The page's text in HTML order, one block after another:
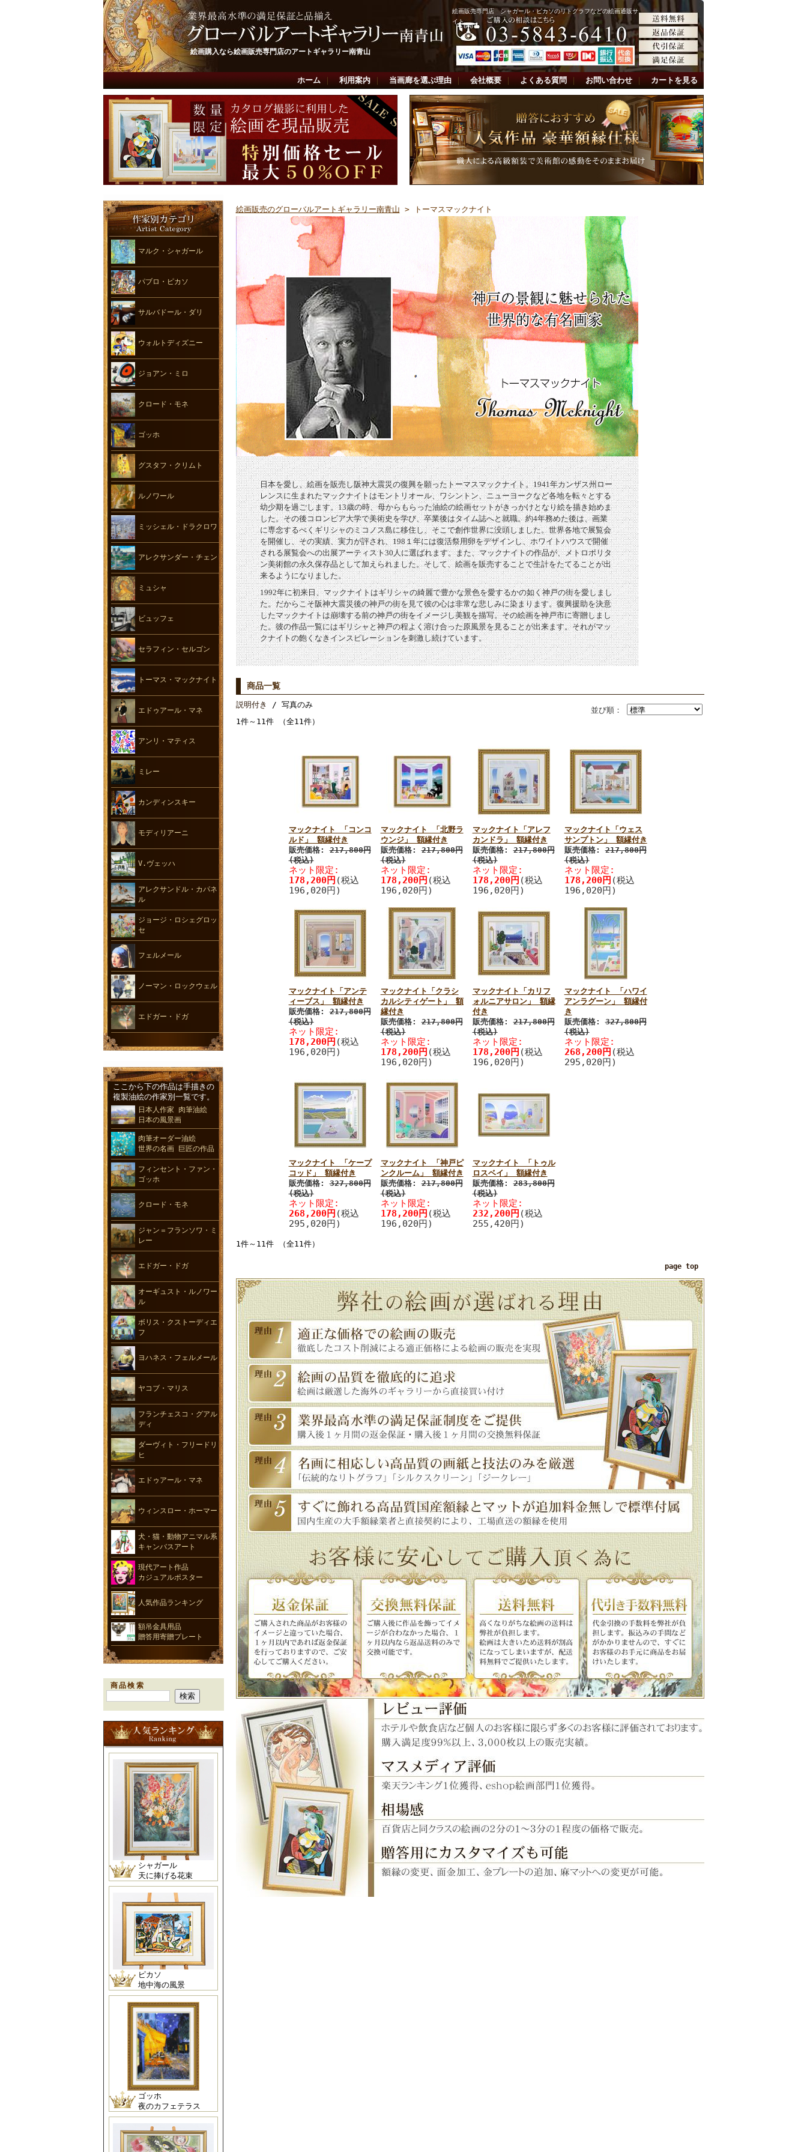
絵画購入なら絵画販売専門店のアートギャラリー南青山
絵画販売専門店 シャガール・ピカソのリトグラフなどの絵画通販サ
イト
ホーム 利用案内 当画廊を選ぶ理由 会社概要 よくある質問 お問い合わせ カートを見る
マルク・シャガール
パブロ・ピカソ
サルバドール・ダリ
ウォルトディズニー
ジョアン・ミロ
クロード・モネ
ゴッホ
グスタフ・クリムト
ルノワール
ミッシェル・ドラクロワ
アレクサンダー・チェン
ミュシャ
ビュッフェ
セラフィン・セルゴン
トーマス・マックナイト
エドゥアール・マネ
アンリ・マティス
ミレー
カンディンスキー
モディリアーニ
V.ヴェッハ
アレクサンドル・カパネ
ル
ジョージ・ロシェグロッ
セ
フェルメール
ノーマン・ロックウェル
エドガー・ドガ
ここから下の作品は手描きの
複製油絵の作家別一覧です。
日本人作家 肉筆油絵
日本の風景画
肉筆オーダー油絵
世界の名画 巨匠の作品
フィンセント・ファン・
ゴッホ
クロード・モネ
ジャン＝フランソワ・ミ
レー
エドガー・ドガ
オーギュスト・ルノワー
ル
ボリス・クストーディエ
フ
ヨハネス・フェルメール
ヤコブ・マリス
フランチェスコ・グアル
ディ
ダーヴィト・フリードリ
ヒ
エドゥアール・マネ
ウィンスロー・ホーマー
犬・猫・動物アニマル系
キャンバスアート
現代アート作品
カジュアルポスター
人気作品ランキング
額吊金具用品
贈答用寄贈プレート
商品検索
シャガール
天に捧げる花束
ピカソ
地中海の風景
ゴッホ
夜のカフェテラス
絵画販売のグローバルアートギャラリー南青山 > トーマスマックナイト
日本を愛し、絵画を販売し阪神大震災の復興を願ったトーマスマックナイト。1941年カンザス州ロー
レンスに生まれたマックナイトはモントリオール、ワシントン、ニューヨークなど各地を転々とする
幼少期を過ごします。13歳の時、母からもらった油絵の絵画セットがきっかけとなり絵を描き始めま
した。その後コロンビア大学で美術史を学び、卒業後はタイム誌へと就職。約4年務めた後は、画業
に専念するべくギリシャのミコノス島に移住し、そこで創作世界に没頭しました。世界各地で展覧会
を開催し、その実績、実力が評され、198１年には復活祭用卵をデザインし、ホワイトハウスで開催
される展覧会への出展アーティスト30人に選ばれます。また、マックナイトの作品が、メトロポリタ
ン美術館の永久保存品として加えられました。そして、絵画を販売することで生計をたてることが出
来るようになりました。
1992年に初来日、マックナイトはギリシャの綺麗で豊かな景色を愛するかの如く神戸の街を愛しまし
た。だからこそ阪神大震災後の神戸の街を見て彼の心は非常な悲しみに染まります。復興援助を決意
したマックナイトは崩壊する前の神戸の街をイメージし美観を描写。その絵画を神戸市に寄贈しまし
た。彼の作品一覧にはギリシャと神戸の程よく溶け合った原風景を見ることが出来ます。それがマッ
クナイトの飽くなきインスピレーションを刺激し続けています。
商品一覧
並び順：
説明付き
/ 写真のみ
1件～11件 （全11件）
マックナイト 「コンコ
ルド」 額縁付き
販売価格:217,800円
(税込)
ネット限定:
178,200円 (税込
196,020円)
マックナイト 「北野ラ
ウンジ」 額縁付き
販売価格:217,800円
(税込)
ネット限定:
178,200円 (税込
196,020円)
マックナイト「アレフ
カンドラ」 額縁付き
販売価格:217,800円
(税込)
ネット限定:
178,200円 (税込
196,020円)
マックナイト「ウェス
サンプトン」 額縁付き
販売価格:217,800円
(税込)
ネット限定:
178,200円 (税込
196,020円)
マックナイト「アンテ
ィーブス」 額縁付き
販売価格:217,800円
(税込)
ネット限定:
178,200円 (税込
196,020円)
マックナイト「クラシ
カルシティゲート」 額
縁付き
販売価格:217,800円
(税込)
ネット限定:
178,200円 (税込
196,020円)
マックナイト「カリフ
ォルニアサロン」 額縁
付き
販売価格:217,800円
(税込)
ネット限定:
178,200円 (税込
196,020円)
マックナイト 「ハワイ
アンラグーン」 額縁付
き
販売価格:327,800円
(税込)
ネット限定:
268,200円 (税込
295,020円)
マックナイト 「ケープ
コッド」 額縁付き
販売価格:327,800円
(税込)
ネット限定:
268,200円 (税込
295,020円)
マックナイト 「神戸ピ
ンクルーム」 額縁付き
販売価格:217,800円
(税込)
ネット限定:
178,200円 (税込
196,020円)
マックナイト 「トゥル
ロスベイ」 額縁付き
販売価格:283,800円
(税込)
ネット限定:
232,200円 (税込
255,420円)
1件～11件 （全11件）
page top